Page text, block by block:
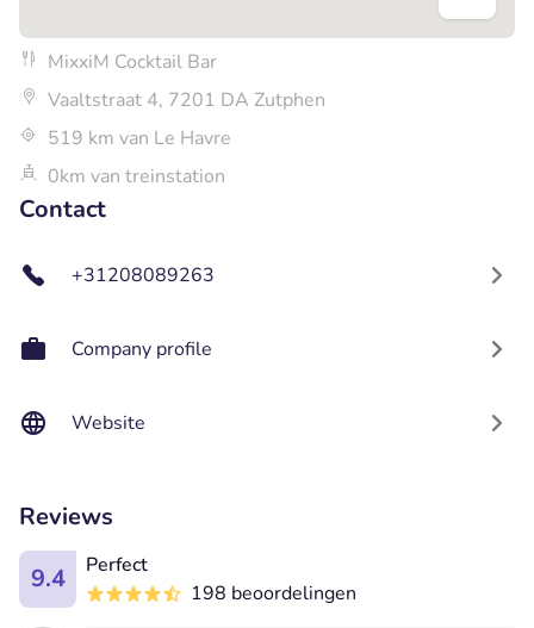
MixxiM Cocktail Bar
Vaaltstraat 4, 7201 DA Zutphen
519 km van Le Havre
0km van treinstation
Contact
+31208089263
Company profile
Website
Reviews
9.4
Perfect
198 beoordelingen